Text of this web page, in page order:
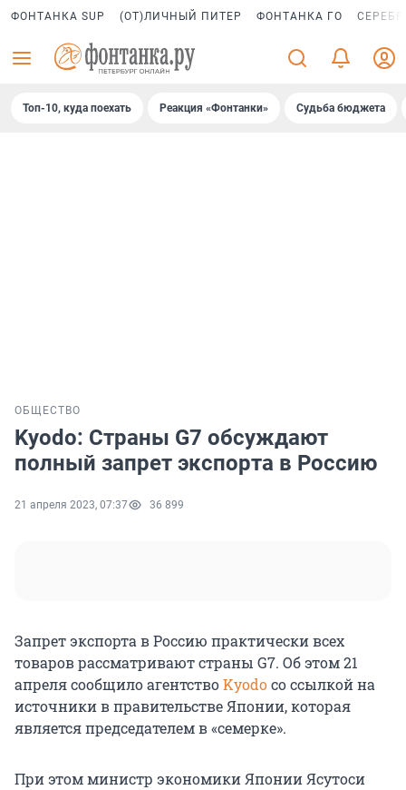
ФОНТАНКА SUP (ОТ)ЛИЧНЫЙ ПИТЕР ФОНТАНКА ГО
Топ-10, куда поехать Реакция «Фонтанки» Судьба бюджета
ОБЩЕСТВО
Kyodo: Страны G7 обсуждают
полный запрет экспорта в Россию
21 апреля 2023, 07:37 36 899
Запрет экспорта в Россию практически всех
товаров рассматривают страны G7. Об этом 21
апреля сообщило агентствоKyodoсо ссылкой на
источники в правительстве Японии, которая
является председателем в «семерке».
При этом министр экономики Японии Ясутоси